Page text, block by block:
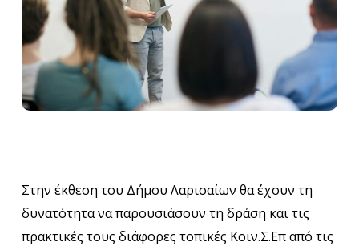
Στην έκθεση του Δήμου Λαρισαίων θα έχουν τη
δυνατότητα να παρουσιάσουν τη δράση και τις
πρακτικές τους διάφορες τοπικές Κοιν.Σ.Επ από τις